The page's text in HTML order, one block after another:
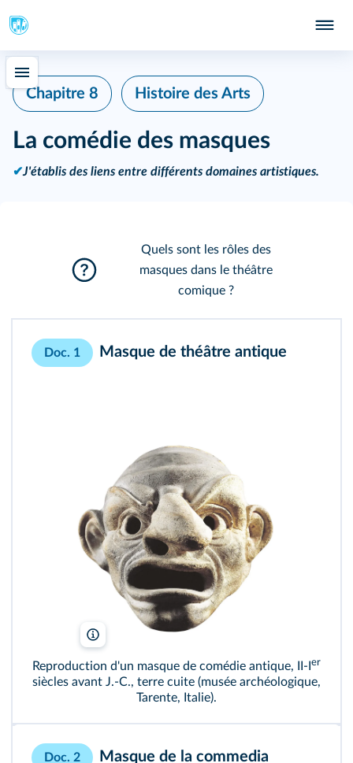
Chapitre 8 Histoire des Arts
La comédie des masques
✔J'établis des liens entre différents domaines artistiques.
Quels sont les rôles des
masques dans le théâtre
comique ?
Doc. 1 Masque de théâtre antique
L. Ricciarini/Leemage/Bridgeman
Reproduction d'un masque de comédie antique, II-I er
siècles avant J.‑C., terre cuite (musée archéologique,
Tarente, Italie).
Doc. 2
Masque de la commedia